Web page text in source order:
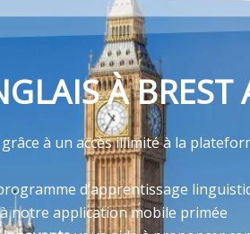
À BREST
à un accès illimité à la
d’apprentissage
notre application mobile primée